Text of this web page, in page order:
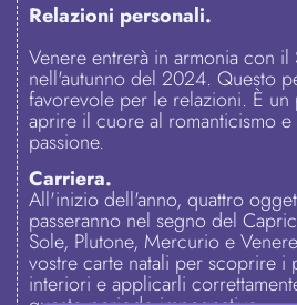
Relazioni personali.
Venere entrerà in armonia con
nell'autunno del 2024. Questo
favorevole per le relazioni. È
aprire il cuore al romanticismo e
passione.
Carriera.
All'inizio dell'anno, quattro
passeranno nel segno del
Sole, Plutone, Mercurio e
vostre carte natali per scoprire i
interiori e applicarli